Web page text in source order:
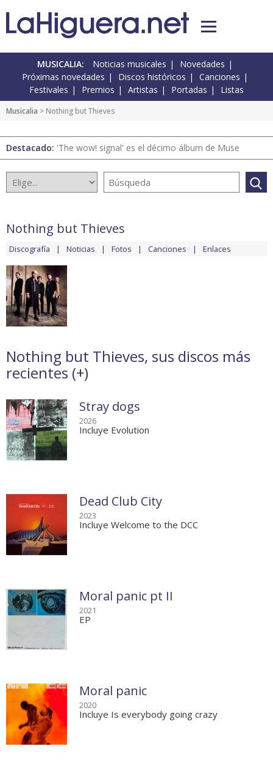
MUSICALIA: Noticias musicales
Novedades
Próximas novedades
Discos históricos
Canciones
Festivales
Premios Artistas Portadas Listas
Musicalia > Nothing but Thieves
Destacado: 'The wow! signal' es el décimo álbum de Muse
Nothing but Thieves
Discografía Noticias Fotos Canciones Enlaces
Nothing but Thieves, sus discos más
recientes (+)
Stray dogs
2026
Incluye Evolution
Dead Club City
2023
Incluye Welcome to the DCC
Moral panic pt II
2021
EP
Moral panic
2020
Incluye Is everybody going crazy